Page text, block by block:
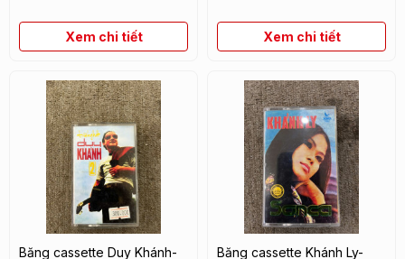
Xem chi tiết Xem chi tiết
Băng cassette Duy Khánh-
Băng cassette Khánh Ly-